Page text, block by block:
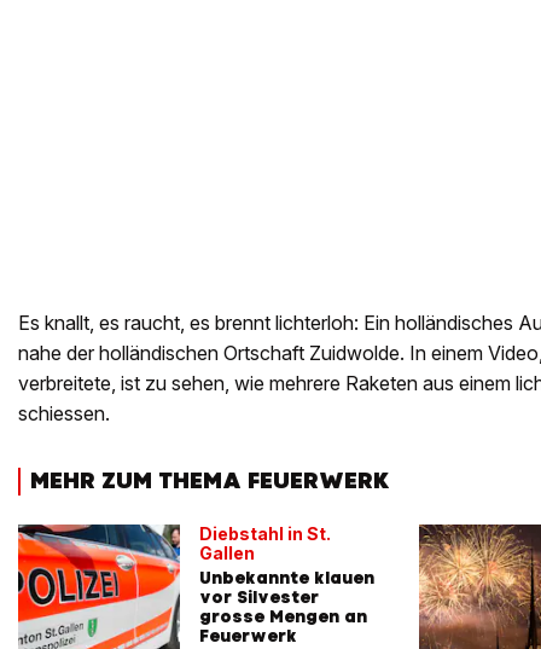
Es knallt, es raucht, es brennt lichterloh: Ein holländisches
nahe der holländischen Ortschaft Zuidwolde. In einem
verbreitete, ist zu sehen, wie mehrere Raketen aus einem
schiessen.
MEHR ZUM THEMA FEUERWERK
Diebstahl in St.
Gallen
Unbekannte klauen
vor Silvester
grosse Mengen an
Feuerwerk